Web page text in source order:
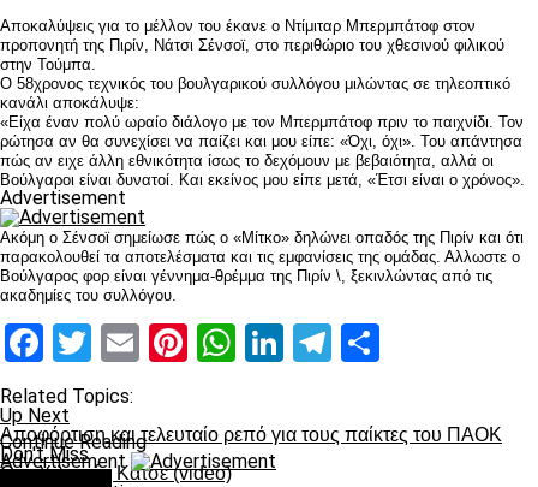
Αποκαλύψεις για το μέλλον του έκανε ο Ντίμιταρ Μπερμπάτοφ στον
προπονητή της Πιρίν, Νάτσι Σένσοϊ, στο περιθώριο του χθεσινού φιλικού
στην Τούμπα.
Ο 58χρονος τεχνικός του βουλγαρικού συλλόγου μιλώντας σε τηλεοπτικό
κανάλι αποκάλυψε:
«Είχα έναν πολύ ωραίο διάλογο με τον Μπερμπάτοφ πριν το παιχνίδι. Τον
ρώτησα αν θα συνεχίσει να παίζει και μου είπε: «Όχι, όχι». Του απάντησα
πώς αν ειχε άλλη εθνικότητα ίσως το δεχόμουν με βεβαιότητα, αλλά οι
Βούλγαροι είναι δυνατοί. Και εκείνος μου είπε μετά, «Έτσι είναι ο χρόνος».
Advertisement
Ακόμη ο Σένσοϊ σημείωσε πώς ο «Μίτκο» δηλώνει οπαδός της Πιρίν και ότι
παρακολουθεί τα αποτελέσματα και τις εμφανίσεις της ομάδας. Αλλωστε ο
Βούλγαρος φορ είναι γέννημα-θρέμμα της Πιρίν \, ξεκινλώντας από τις
ακαδημίες του συλλόγου.
Facebook
Twitter
EmailPinterest
WhatsApp
LinkedIn
Telegram
Related Topics:
Up Next
Αποφόρτιση και τελευταίο ρεπό για τους παίκτες του ΠΑΟΚ
Don't Miss
Ο… Χιλιανός Κάτσε (video)
Continue Reading
Advertisement